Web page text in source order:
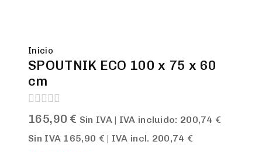
Inicio
SPOUTNIK ECO 100 x 75 x 60
cm
0
out
of
5
165,90 € Sin IVA | IVA incluido: 200,74 €
Sin IVA 165,90 € | IVA incl. 200,74 €